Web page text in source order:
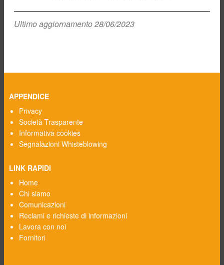
Ultimo aggiornamento 28/06/2023
APPENDICE
Privacy
Società Trasparente
Informativa cookies
Segnalazioni Whisteblowing
LINK RAPIDI
Home
Chi siamo
Comunicazioni
Reclami e richieste di informazioni
Lavora con noi
Fornitori